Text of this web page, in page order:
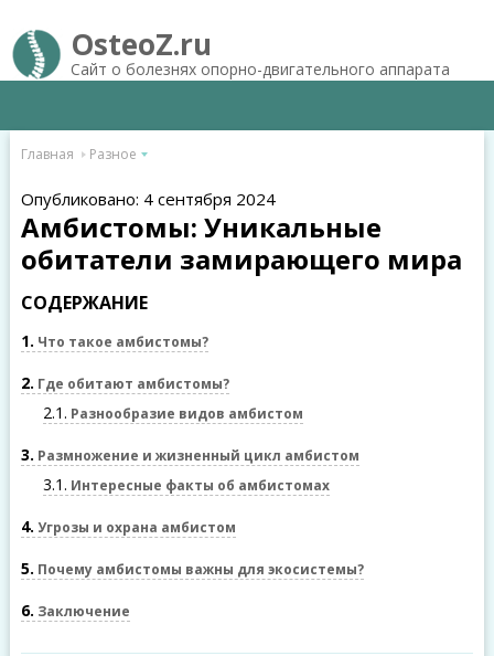
OsteoZ.ru
Сайт о болезнях опорно-двигательного аппарата
Главная Разное
Опубликовано: 4 сентября 2024
Амбистомы: Уникальные
обитатели замирающего мира
СОДЕРЖАНИЕ
1 Что такое амбистомы?
2 Где обитают амбистомы?
2.1 Разнообразие видов амбистом
3 Размножение и жизненный цикл амбистом
3.1 Интересные факты об амбистомах
4 Угрозы и охрана амбистом
5 Почему амбистомы важны для экосистемы?
6 Заключение